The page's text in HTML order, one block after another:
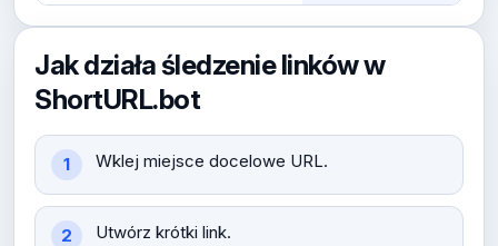
Jak działa śledzenie linków w
ShortURL.bot
Wklej miejsce docelowe URL.
Utwórz krótki link.